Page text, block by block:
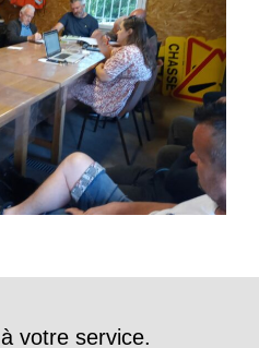
votre service.